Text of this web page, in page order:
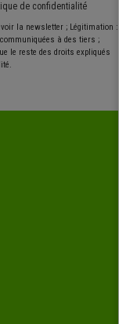
de confidentialité
la newsletter ; Légitimation :
à des tiers ;
le reste des droits expliqués